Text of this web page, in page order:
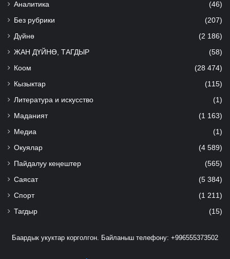
Аналитика (46)
Без рубрики (207)
Дүйнө (2 186)
ЖАН ДҮЙНӨ, ТАГДЫР (58)
Коом (28 474)
Кызыктар (115)
Литература и искусство (1)
Маданият (1 163)
Медиа (1)
Окуялар (4 589)
Пайдалуу кеңештер (565)
Саясат (5 384)
Спорт (1 211)
Тагдыр (15)
Баардык укуктар корголгон. Байланыш телефону: +996555373502